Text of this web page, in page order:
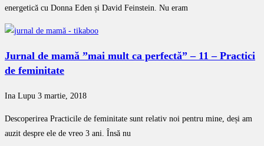
energetică cu Donna Eden și David Feinstein. Nu eram
Jurnal de mamă ”mai mult ca perfectă” – 11 – Practici
de feminitate
Ina Lupu 3 martie, 2018
Descoperirea Practicile de feminitate sunt relativ noi pentru mine, deși am
auzit despre ele de vreo 3 ani. Însă nu